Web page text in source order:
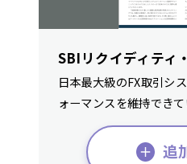
SBIリクイディティ
日本最大級のFX取引シ
ォーマンスを維持できて
追